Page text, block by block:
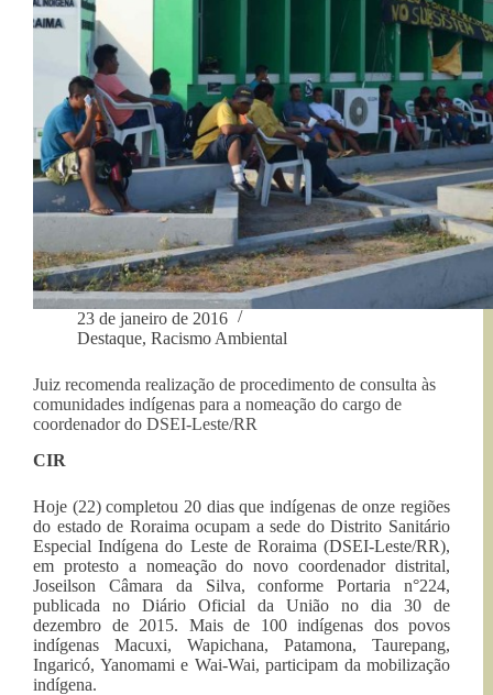
23 de janeiro de 2016
Destaque, Racismo Ambiental
Juiz recomenda realização de procedimento de consulta às
comunidades indígenas para a nomeação do cargo de
coordenador do DSEI-Leste/RR
CIR
Hoje (22) completou 20 dias que indígenas de onze regiões
do estado de Roraima ocupam a sede do Distrito Sanitário
Especial Indígena do Leste de Roraima (DSEI-Leste/RR),
em protesto a nomeação do novo coordenador distrital,
Joseilson Câmara da Silva, conforme Portaria n°224,
publicada no Diário Oficial da União no dia 30 de
dezembro de 2015. Mais de 100 indígenas dos povos
indígenas Macuxi, Wapichana, Patamona, Taurepang,
Ingaricó, Yanomami e Wai-Wai, participam da mobilização
indígena.